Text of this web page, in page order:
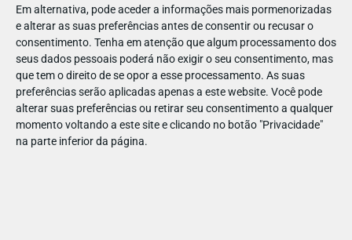
Em alternativa, pode aceder a informações mais pormenorizadas
e alterar as suas preferências antes de consentir ou recusar o
consentimento. Tenha em atenção que algum processamento dos
seus dados pessoais poderá não exigir o seu consentimento, mas
que tem o direito de se opor a esse processamento. As suas
preferências serão aplicadas apenas a este website. Você pode
alterar suas preferências ou retirar seu consentimento a qualquer
momento voltando a este site e clicando no botão "Privacidade"
na parte inferior da página.
1244682037367296